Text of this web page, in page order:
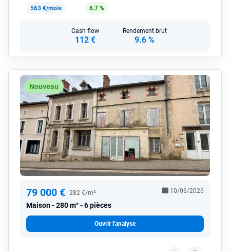
563 €/mois
6.7 %
Cash flow
112 €
Rendement brut
9.6 %
Nouveau
79 000 € 282 €/m²
Maison 280 m² - 6 pièces
10/06/2026
Ouvrir l'analyse